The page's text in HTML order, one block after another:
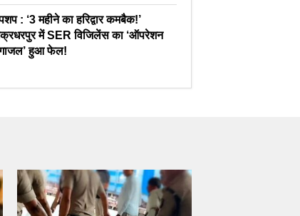
: ‘3 महीने का हरिद्वार कमबैक!’
में SER विजिलेंस का ‘ऑपरेशन
हुआ फेल!